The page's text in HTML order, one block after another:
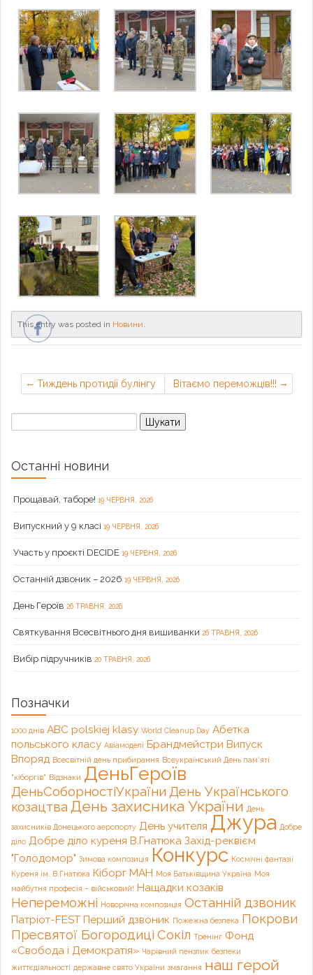
This entry was posted in Новини.
Тиждень протидії булінгу Вітаємо переможців!!!
Пошук:
Останні новини
Прощавай, таборе! 19 ЧЕРВНЯ, 2026
Випускний у 9 класі 19 ЧЕРВНЯ, 2026
Участь у проєкті DECIDE 19 ЧЕРВНЯ, 2026
Останній дзвоник – 2026 19 ЧЕРВНЯ, 2026
День Героїв 26 ТРАВНЯ, 2026
Святкування Всесвітнього дня вишиванки 26 ТРАВНЯ, 2026
Вибір підручників 20 ТРАВНЯ, 2026
Позначки
1000 днів ABC polskiej klasy World Cleanup Day Абетка
польського класу Авіамоделі Брандмейстри Випуск
Впоряд Всесвітній день прибирання Всеукраїнський День пам'яті
"кіборгів" Відзнаки ДеньГероїв
ДеньСоборностіУкраїни День Українського
козацтва День захисника України День
захисників Донецького аеропорту День учителя Джура Добре
діло Добре діло куреня В.Гнатюка Захід-реквієм
"Голодомор" Зимова композиція Конкурс Космічні фантазії
Куреня ім. В.Гнатюка Кіборг МАН Моя Батьківщина Україна Моя
майбутня професія – військовий! Нащадки козаків
Непереможні Новорічна композиція Останній дзвоник
Патріот-FEST Перший дзвоник Пожежна безпека Покрови
Пресвятої Богородиці Сокіл Тренінг Фонд
«Свобода і Демократія» Чарівний пензлик безпеки
життєдіяльності державне свято України змагання наш герой